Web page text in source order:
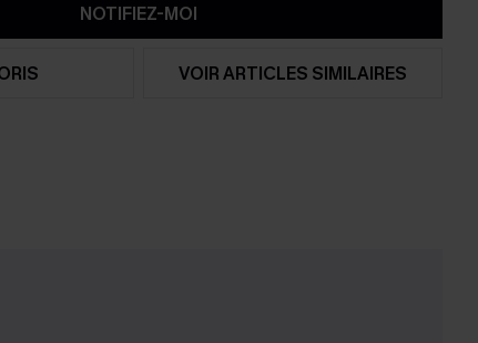
NOTIFIEZ-MOI
VOIR ARTICLES SIMILAIRES